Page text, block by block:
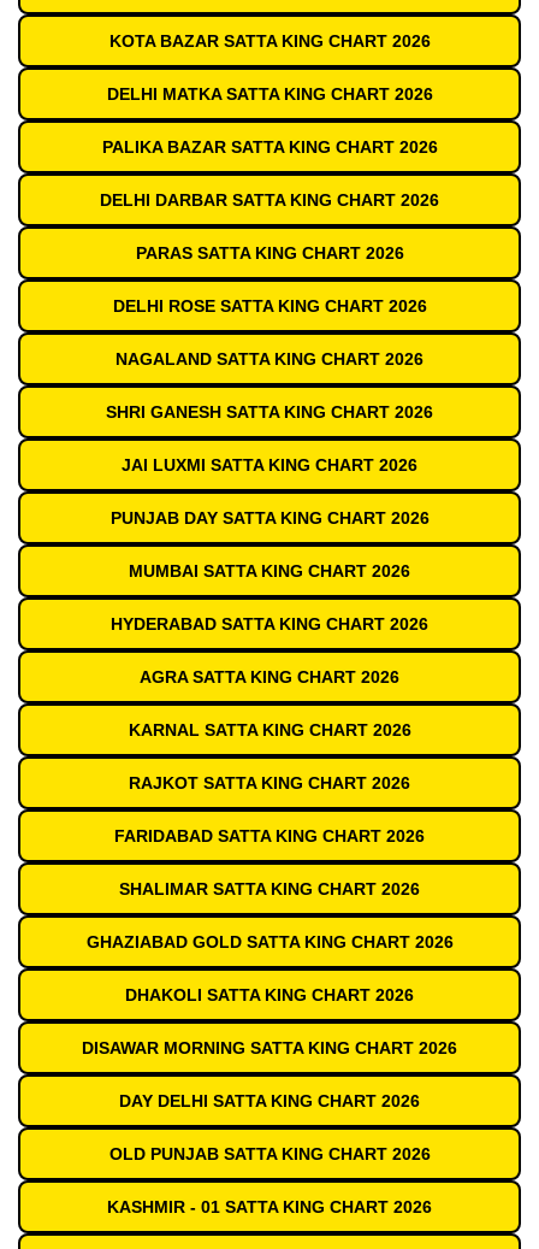
KOTA BAZAR SATTA KING CHART 2026
DELHI MATKA SATTA KING CHART 2026
PALIKA BAZAR SATTA KING CHART 2026
DELHI DARBAR SATTA KING CHART 2026
PARAS SATTA KING CHART 2026
DELHI ROSE SATTA KING CHART 2026
NAGALAND SATTA KING CHART 2026
SHRI GANESH SATTA KING CHART 2026
JAI LUXMI SATTA KING CHART 2026
PUNJAB DAY SATTA KING CHART 2026
MUMBAI SATTA KING CHART 2026
HYDERABAD SATTA KING CHART 2026
AGRA SATTA KING CHART 2026
KARNAL SATTA KING CHART 2026
RAJKOT SATTA KING CHART 2026
FARIDABAD SATTA KING CHART 2026
SHALIMAR SATTA KING CHART 2026
GHAZIABAD GOLD SATTA KING CHART 2026
DHAKOLI SATTA KING CHART 2026
DISAWAR MORNING SATTA KING CHART 2026
DAY DELHI SATTA KING CHART 2026
OLD PUNJAB SATTA KING CHART 2026
KASHMIR - 01 SATTA KING CHART 2026